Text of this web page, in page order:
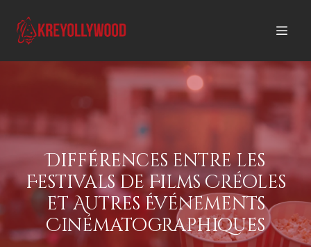
Différences entre les
Festivals de Films Créoles
et Autres Événements
Cinématographiques